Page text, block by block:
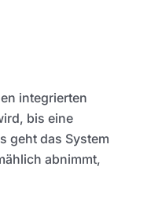
integrierten
bis eine
geht das System
abnimmt,